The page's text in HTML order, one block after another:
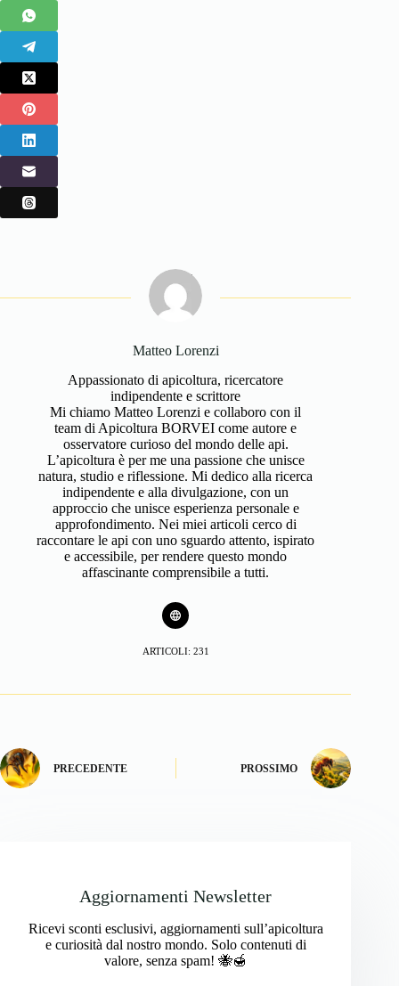
Matteo Lorenzi
Appassionato di apicoltura, ricercatore
indipendente e scrittore
Mi chiamo Matteo Lorenzi e collaboro con il
team di Apicoltura BORVEI come autore e
osservatore curioso del mondo delle api.
L’apicoltura è per me una passione che unisce
natura, studio e riflessione. Mi dedico alla ricerca
indipendente e alla divulgazione, con un
approccio che unisce esperienza personale e
approfondimento. Nei miei articoli cerco di
raccontare le api con uno sguardo attento, ispirato
e accessibile, per rendere questo mondo
affascinante comprensibile a tutti.
ARTICOLI: 231
PRECEDENTE PROSSIMO
Aggiornamenti Newsletter
Ricevi sconti esclusivi, aggiornamenti sull’apicoltura
e curiosità dal nostro mondo. Solo contenuti di
valore, senza spam! 🐝🍯